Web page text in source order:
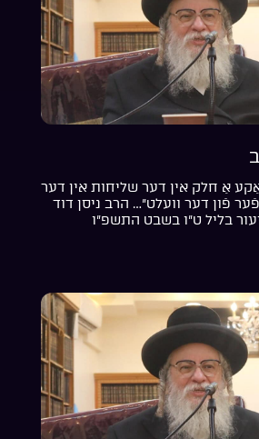
אַ חלק אין דער שליחות אין דער
פֿון דער וועלט”… הרב ניסן דוד
בליל ט”ו בשבט התשפ”ו